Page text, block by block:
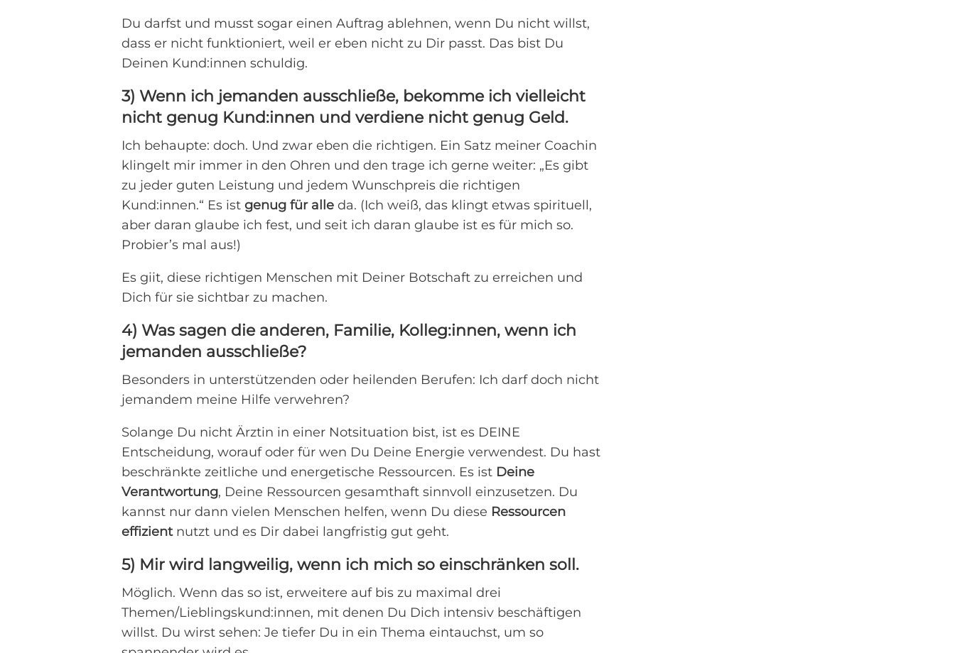
Du darfst und musst sogar einen Auftrag ablehnen, wenn Du nicht willst,
dass er nicht funktioniert, weil er eben nicht zu Dir passt. Das bist Du
Deinen Kund:innen schuldig.
3) Wenn ich jemanden ausschließe, bekomme ich vielleicht
nicht genug Kund:innen und verdiene nicht genug Geld.
Ich behaupte: doch. Und zwar eben die richtigen. Ein Satz meiner Coachin
klingelt mir immer in den Ohren und den trage ich gerne weiter: „Es gibt
zu jeder guten Leistung und jedem Wunschpreis die richtigen
Kund:innen.“ Es ist genug für alleda. (Ich weiß, das klingt etwas spirituell,
aber daran glaube ich fest, und seit ich daran glaube ist es für mich so.
Probier’s mal aus!)
Es giit, diese richtigen Menschen mit Deiner Botschaft zu erreichen und
Dich für sie sichtbar zu machen.
4) Was sagen die anderen, Familie, Kolleg:innen, wenn ich
jemanden ausschließe?
Besonders in unterstützenden oder heilenden Berufen: Ich darf doch nicht
jemandem meine Hilfe verwehren?
Solange Du nicht Ärztin in einer Notsituation bist, ist es DEINE
Entscheidung, worauf oder für wen Du Deine Energie verwendest. Du hast
beschränkte zeitliche und energetische Ressourcen. Es ist Deine
Verantwortung, Deine Ressourcen gesamthaft sinnvoll einzusetzen. Du
kannst nur dann vielen Menschen helfen, wenn Du diese Ressourcen
effizientnutzt und es Dir dabei langfristig gut geht.
5) Mir wird langweilig, wenn ich mich so einschränken soll.
Möglich. Wenn das so ist, erweitere auf bis zu maximal drei
Themen/Lieblingskund:innen, mit denen Du Dich intensiv beschäftigen
willst. Du wirst sehen: Je tiefer Du in ein Thema eintauchst, um so